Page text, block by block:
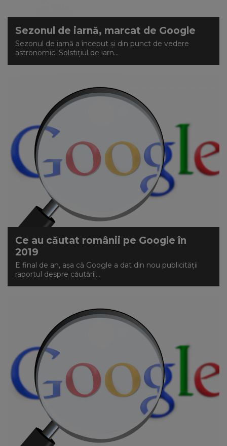
Sezonul de iarnă, marcat de Google
Sezonul de iarnă a început și din punct de vedere
astronomic. Solstițiul de iarn...
Ce au căutat românii pe Google în
2019
E final de an, așa că Google a dat din nou publicității
raportul despre căutăril...